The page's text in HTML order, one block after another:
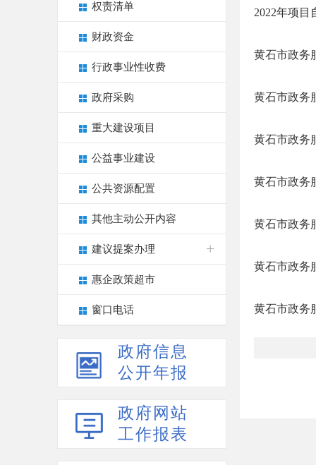
权责清单
财政资金
行政事业性收费
政府采购
重大建设项目
公益事业建设
公共资源配置
其他主动公开内容
建议提案办理
惠企政策超市
窗口电话
政府信息
公开年报
政府网站
工作报表
2022年项目
黄石市政务
黄石市政务
黄石市政务
黄石市政务
黄石市政务
黄石市政务
黄石市政务